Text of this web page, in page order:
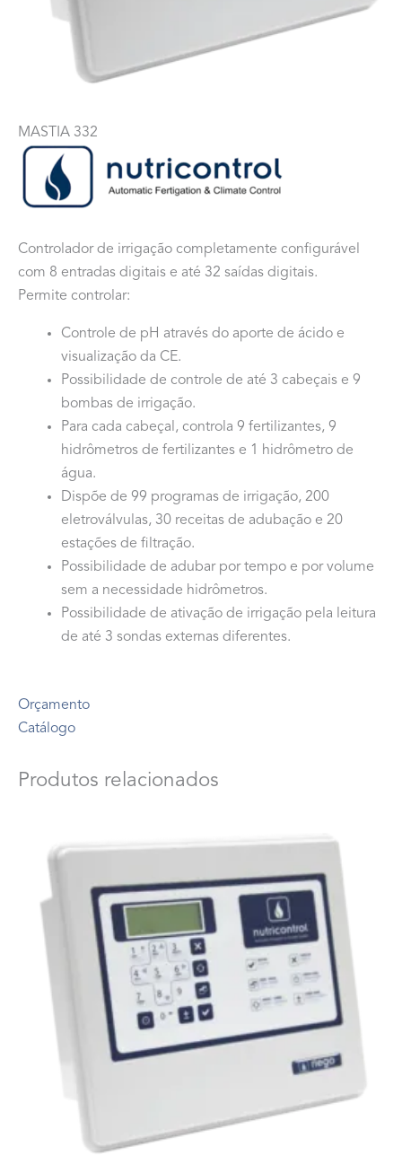
MASTIA 332
Controlador de irrigação completamente configurável
com 8 entradas digitais e até 32 saídas digitais.
Permite controlar:
Controle de pH através do aporte de ácido e
visualização da CE.
Possibilidade de controle de até 3 cabeçais e 9
bombas de irrigação.
Para cada cabeçal, controla 9 fertilizantes, 9
hidrômetros de fertilizantes e 1 hidrômetro de
água.
Dispõe de 99 programas de irrigação, 200
eletroválvulas, 30 receitas de adubação e 20
estações de filtração.
Possibilidade de adubar por tempo e por volume
sem a necessidade hidrômetros.
Possibilidade de ativação de irrigação pela leitura
de até 3 sondas externas diferentes.
Orçamento
Catálogo
Produtos relacionados